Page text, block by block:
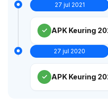
27 jul 2021
APK Keuring
27 jul 2020
APK Keuring